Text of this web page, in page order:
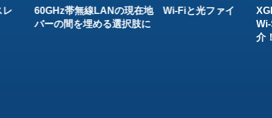
レ
60GHz帯無線LANの現在地 Wi-Fiと光ファイ
バーの間を埋める選択肢に
介